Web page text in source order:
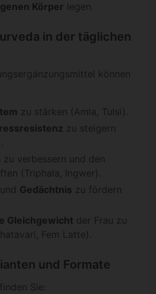
Körper legen.
in der täglichen
können
zu stärken (Amla, Tulsi).
zu steigern
zu verbessern und den
(Triphala, Ingwer).
und Gedächtnis zu fördern
Gleichgewicht der Frau zu
Fem Latte).
und Formate
Sie: